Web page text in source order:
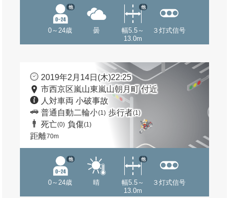
0～24歳
他
曇
幅5.5～
13.0m
他
３灯式信号
2019年2月14日(木)22:25
市西京区嵐山東嵐山朝月町 付近
人対車両 小破事故
普通自動二輪小(1) 歩行者(1)
死亡(0) 負傷(1)
距離70m
0～24歳
他
晴
幅5.5～
13.0m
他
３灯式信号